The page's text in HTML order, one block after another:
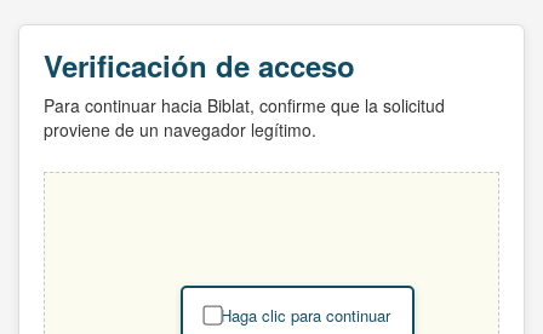
Verificación de acceso
Para continuar hacia Biblat, confirme que la solicitud
proviene de un navegador legítimo.
Haga clic para continuar